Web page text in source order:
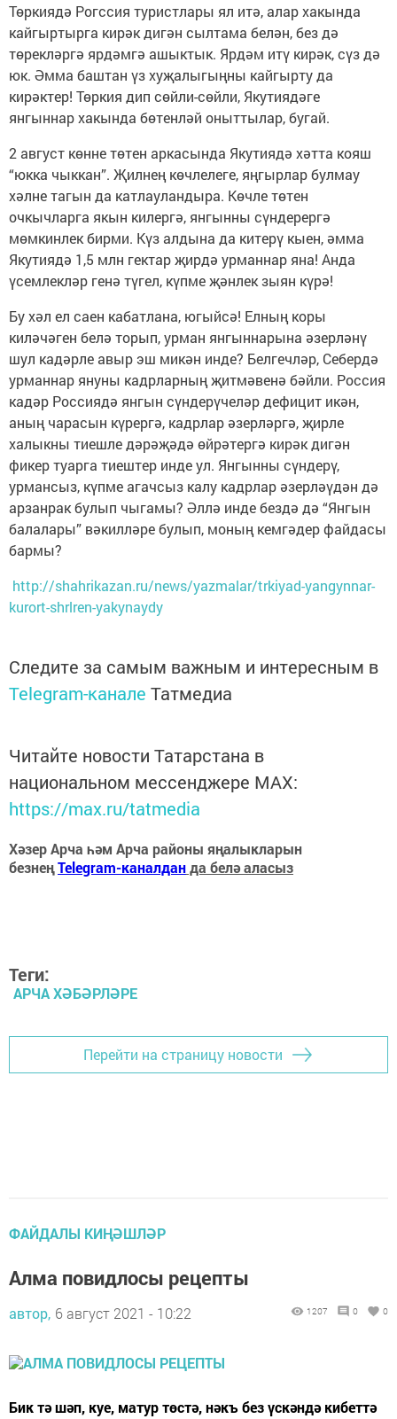
Төркиядә Рогссия туристлары ял итә, алар хакында
кайгыртырга кирәк дигән сылтама белән, без дә
төрекләргә ярдәмгә ашыктык. Ярдәм итү кирәк, сүз дә
юк. Әмма баштан үз хуҗалыгыңны кайгырту да
кирәктер! Төркия дип сөйли-сөйли, Якутиядәге
янгыннар хакында бөтенләй оныттылар, бугай.
2 август көнне төтен аркасында Якутиядә хәтта кояш
“юкка чыккан”. Җилнең көчлелеге, яңгырлар булмау
хәлне тагын да катлауландыра. Көчле төтен
очкычларга якын килергә, янгынны сүндерергә
мөмкинлек бирми. Күз алдына да китерү кыен, әмма
Якутиядә 1,5 млн гектар җирдә урманнар яна! Анда
үсемлекләр генә түгел, күпме җәнлек зыян күрә!
Бу хәл ел саен кабатлана, югыйсә! Елның коры
киләчәген белә торып, урман янгыннарына әзерләнү
шул кадәрле авыр эш микән инде? Белгечләр, Себердә
урманнар януны кадрларның җитмәвенә бәйли. Россия
кадәр Россиядә янгын сүндерүчеләр дефицит икән,
аның чарасын күрергә, кадрлар әзерләргә, җирле
халыкны тиешле дәрәҗәдә өйрәтергә кирәк дигән
фикер туарга тиештер инде ул. Янгынны сүндерү,
урмансыз, күпме агачсыз калу кадрлар әзерләүдән дә
арзанрак булып чыгамы? Әллә инде бездә дә “Янгын
балалары” вәкилләре булып, моның кемгәдер файдасы
бармы?
http://shahrikazan.ru/news/yazmalar/trkiyad-yangynnar-
kurort-shrlren-yakynaydy
Следите за самым важным и интересным в
Telegram-канале Татмедиа
Читайте новости Татарстана в
национальном мессенджере MАХ:
https://max.ru/tatmedia
Хәзер Арча һәм Арча районы яңалыкларын
безнеңTelegram-каналданда белә аласыз
Теги:
АРЧА ХӘБӘРЛӘРЕ
Перейти на страницу новости
ФАЙДАЛЫ КИҢӘШЛӘР
Алма повидлосы рецепты
автор, 6 август 2021 - 10:22 1207 0 0
Бик тә шәп, куе, матур төстә, нәкъ без үскәндә кибеттә